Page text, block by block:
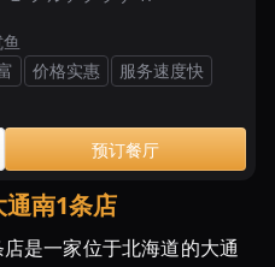
价格实惠
服务速度快
预订餐厅
南1条店
是一家位于北海道的大通